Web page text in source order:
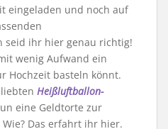
eingeladen und noch auf
seid ihr hier genau richtig!
wenig Aufwand ein
Hochzeit basteln könnt.
Heißluftballon-
eine Geldtorte zur
Das erfahrt ihr hier.